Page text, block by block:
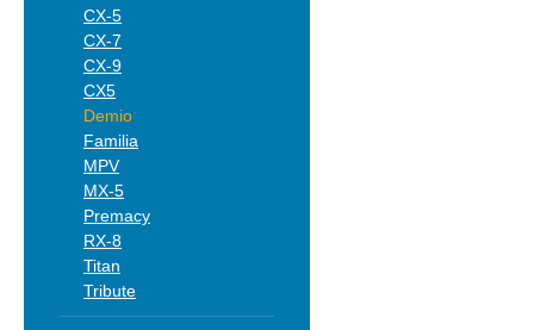
CX-5
CX-7
CX-9
CX5
Demio
Familia
MPV
MX-5
Premacy
RX-8
Titan
Tribute